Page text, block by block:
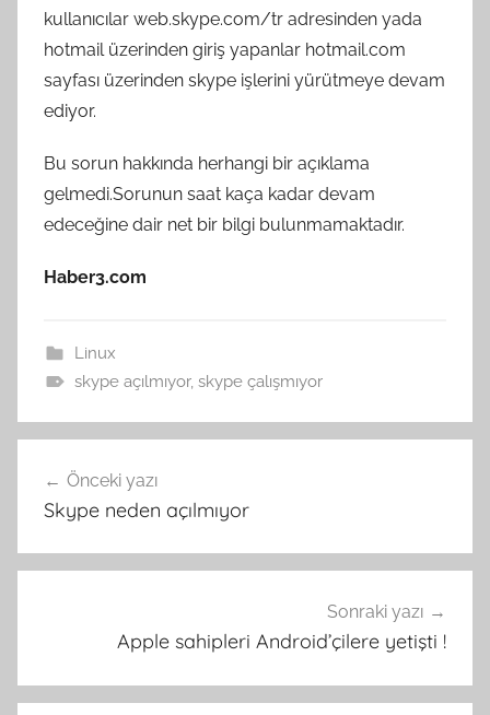
kullanıcılar web.skype.com/tr adresinden yada
hotmail üzerinden giriş yapanlar hotmail.com
sayfası üzerinden skype işlerini yürütmeye devam
ediyor.
Bu sorun hakkında herhangi bir açıklama
gelmedi.Sorunun saat kaça kadar devam
edeceğine dair net bir bilgi bulunmamaktadır.
Haber3.com
Linux
skype açılmıyor, skype çalışmıyor
gezinmesi
Önceki yazı
Skype neden açılmıyor
Sonraki yazı
Apple sahipleri Android’çilere yetişti !